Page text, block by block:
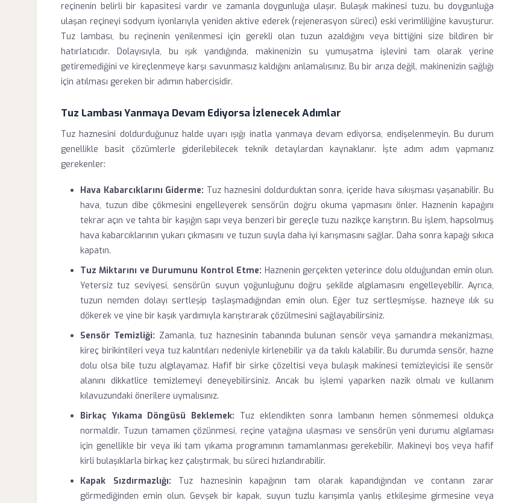
reçinenin belirli bir kapasitesi vardır ve zamanla doygunluğa ulaşır. Bulaşık makinesi tuzu, bu doygunluğa
ulaşan reçineyi sodyum iyonlarıyla yeniden aktive ederek (rejenerasyon süreci) eski verimliliğine kavuşturur.
Tuz lambası, bu reçinenin yenilenmesi için gerekli olan tuzun azaldığını veya bittiğini size bildiren bir
hatırlatıcıdır. Dolayısıyla, bu ışık yandığında, makinenizin su yumuşatma işlevini tam olarak yerine
getiremediğini ve kireçlenmeye karşı savunmasız kaldığını anlamalısınız. Bu bir arıza değil, makinenizin sağlığı
için atılması gereken bir adımın habercisidir.
Tuz Lambası Yanmaya Devam Ediyorsa İzlenecek Adımlar
Tuz haznesini doldurduğunuz halde uyarı ışığı inatla yanmaya devam ediyorsa, endişelenmeyin. Bu durum
genellikle basit çözümlerle giderilebilecek teknik detaylardan kaynaklanır. İşte adım adım yapmanız
gerekenler:
Hava Kabarcıklarını Giderme: Tuz haznesini doldurduktan sonra, içeride hava sıkışması yaşanabilir. Bu
hava, tuzun dibe çökmesini engelleyerek sensörün doğru okuma yapmasını önler. Haznenin kapağını
tekrar açın ve tahta bir kaşığın sapı veya benzeri bir gereçle tuzu nazikçe karıştırın. Bu işlem, hapsolmuş
hava kabarcıklarının yukarı çıkmasını ve tuzun suyla daha iyi karışmasını sağlar. Daha sonra kapağı sıkıca
kapatın.
Tuz Miktarını ve Durumunu Kontrol Etme: Haznenin gerçekten yeterince dolu olduğundan emin olun.
Yetersiz tuz seviyesi, sensörün suyun yoğunluğunu doğru şekilde algılamasını engelleyebilir. Ayrıca,
tuzun nemden dolayı sertleşip taşlaşmadığından emin olun. Eğer tuz sertleşmişse, hazneye ılık su
dökerek ve yine bir kaşık yardımıyla karıştırarak çözülmesini sağlayabilirsiniz.
Sensör Temizliği: Zamanla, tuz haznesinin tabanında bulunan sensör veya şamandıra mekanizması,
kireç birikintileri veya tuz kalıntıları nedeniyle kirlenebilir ya da takılı kalabilir. Bu durumda sensör, hazne
dolu olsa bile tuzu algılayamaz. Hafif bir sirke çözeltisi veya bulaşık makinesi temizleyicisi ile sensör
alanını dikkatlice temizlemeyi deneyebilirsiniz. Ancak bu işlemi yaparken nazik olmalı ve kullanım
kılavuzundaki önerilere uymalısınız.
Birkaç Yıkama Döngüsü Beklemek: Tuz eklendikten sonra lambanın hemen sönmemesi oldukça
normaldir. Tuzun tamamen çözünmesi, reçine yatağına ulaşması ve sensörün yeni durumu algılaması
için genellikle bir veya iki tam yıkama programının tamamlanması gerekebilir. Makineyi boş veya hafif
kirli bulaşıklarla birkaç kez çalıştırmak, bu süreci hızlandırabilir.
Kapak Sızdırmazlığı: Tuz haznesinin kapağının tam olarak kapandığından ve contanın zarar
görmediğinden emin olun. Gevşek bir kapak, suyun tuzlu karışımla yanlış etkileşime girmesine veya